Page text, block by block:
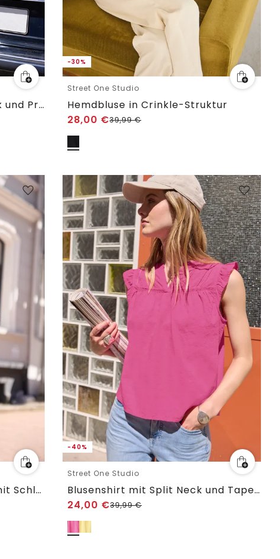
Kurzarm Bluse mit Split Neck und Print
-30%
Street One Studio
Hemdbluse in Crinkle-Struktur
28,00 €39,99€
Langarm Bluse aus Chiffon mit Schleife
-40%
Street One Studio
Blusenshirt mit Split Neck und Tape-Details
24,00 €39,99€